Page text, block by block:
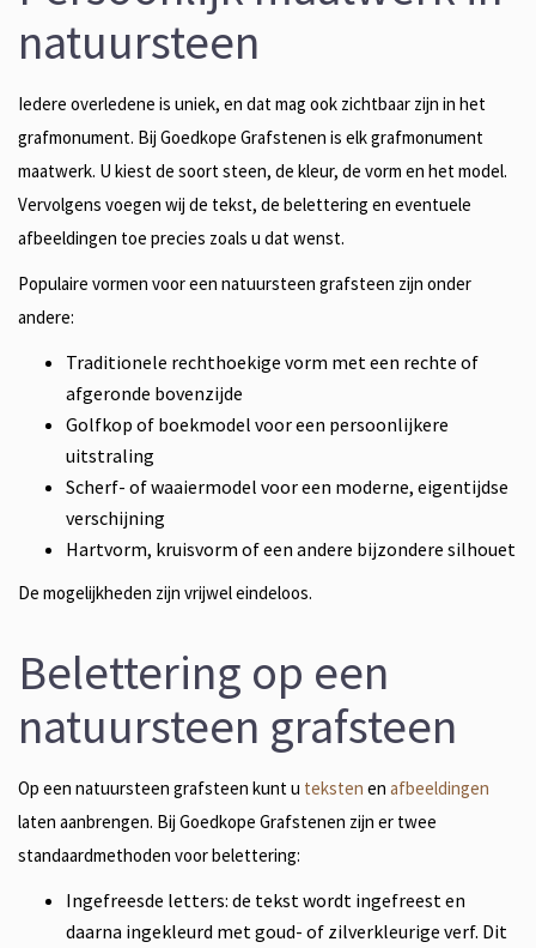
natuursteen
Iedere overledene is uniek, en dat mag ook zichtbaar zijn in het
grafmonument. Bij Goedkope Grafstenen is elk grafmonument
maatwerk. U kiest de soort steen, de kleur, de vorm en het model.
Vervolgens voegen wij de tekst, de belettering en eventuele
afbeeldingen toe precies zoals u dat wenst.
Populaire vormen voor een natuursteen grafsteen zijn onder
andere:
Traditionele rechthoekige vorm met een rechte of
afgeronde bovenzijde
Golfkop of boekmodel voor een persoonlijkere
uitstraling
Scherf- of waaiermodel voor een moderne, eigentijdse
verschijning
Hartvorm, kruisvorm of een andere bijzondere silhouet
De mogelijkheden zijn vrijwel eindeloos.
Belettering op een
natuursteen grafsteen
Op een natuursteen grafsteen kunt u teksten en afbeeldingen
laten aanbrengen. Bij Goedkope Grafstenen zijn er twee
standaardmethoden voor belettering:
Ingefreesde letters: de tekst wordt ingefreest en
daarna ingekleurd met goud- of zilverkleurige verf. Dit